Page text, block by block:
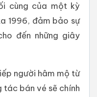
cùng của một kỳ
1996, đảm bảo sự
đến những giây
người hâm mộ từ
bán vé sẽ chính